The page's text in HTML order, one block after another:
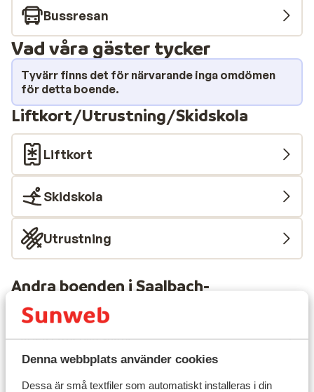
Denna webbplats använder cookies
Dessa är små textfiler som automatiskt installeras i din
utsökt varm choklad?
Bussresan
Vad våra gäster tycker
Tyvärr finns det för närvarande inga omdömen
för detta boende.
Liftkort/Utrustning/Skidskola
Liftkort
Skidskola
Utrustning
Andra boenden i Saalbach-
Hinterglemm-Leogang-Fieberbrunn
ADEA Lifestyle Suites
Hotel Alpin Juwel